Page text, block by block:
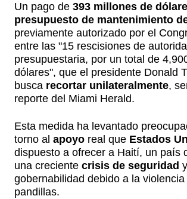
Un pago de 393 millones de
presupuesto de mantenimiento
previamente autorizado por el
entre las "15 rescisiones de
presupuestaria, por un total de
dólares", que el presidente Donald
busca recortar unilateralmente,
reporte del Miami Herald.
Esta medida ha levantado
torno al apoyo real que Estados
dispuesto a ofrecer a Haití, un país
una creciente crisis de seguridad y
gobernabilidad debido a la
pandillas.